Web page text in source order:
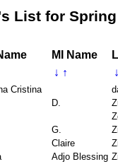
List for
MI Name
↓ ↑
Cristina
D.
G.
Claire
Adjo Blessing